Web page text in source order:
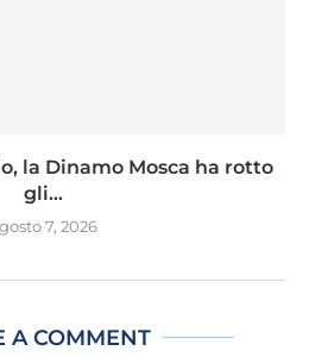
la Dinamo Mosca ha rotto
gli...
7, 2026
A COMMENT